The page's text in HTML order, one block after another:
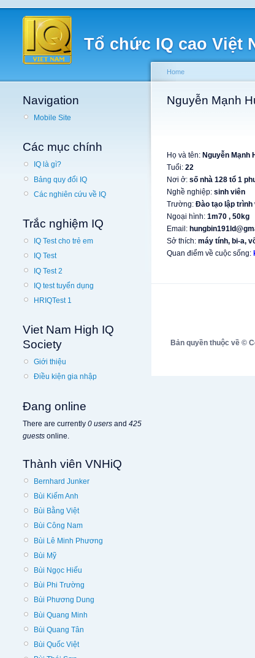
Tổ chức IQ cao Việt
Navigation
Mobile Site
Các mục chính
IQ là gì?
Bảng quy đổi IQ
Các nghiên cứu về IQ
Trắc nghiệm IQ
IQ Test cho trẻ em
IQ Test
IQ Test 2
IQ test tuyển dụng
HRIQTest 1
Viet Nam High IQ
Society
Giới thiệu
Điều kiện gia nhập
Đang online
There are currently 0 users and 425
guests online.
Thành viên VNHiQ
Bernhard Junker
Bùi Kiếm Anh
Bùi Bằng Việt
Bùi Công Nam
Bùi Lê Minh Phương
Bùi Mỹ
Bùi Ngọc Hiếu
Bùi Phi Trường
Bùi Phương Dung
Bùi Quang Minh
Bùi Quang Tân
Bùi Quốc Việt
Home
Nguyễn Mạnh
Họ và tên: Nguyễn Mạnh
Tuổi: 22
Nơi ở: số nhà 128 tổ 1
Nghề nghiệp: sinh viên
Trường: Đào tạo lập trình
Ngoại hình: 1m70 , 50kg
Email:
Sở thích: máy tính, bi-a,
Quan điểm về cuộc sống:
Bản quyền thuộc về ©